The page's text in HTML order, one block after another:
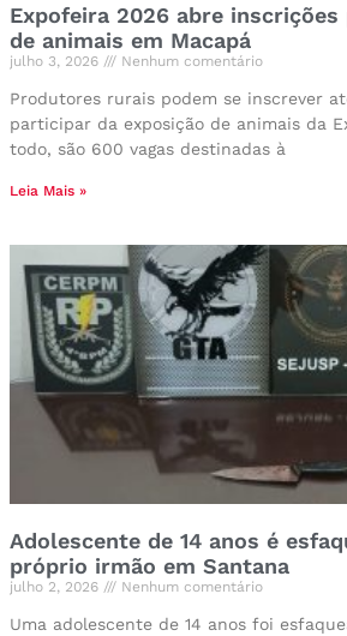
Expofeira 2026 abre
de animais em Macapá
julho 3, 2026 Nenhum comentário
Produtores rurais podem se inscrever
participar da exposição de animais da
todo, são 600 vagas destinadas à
Leia Mais »
Adolescente de 14 anos é
próprio irmão em Santana
julho 2, 2026 Nenhum comentário
Uma adolescente de 14 anos foi